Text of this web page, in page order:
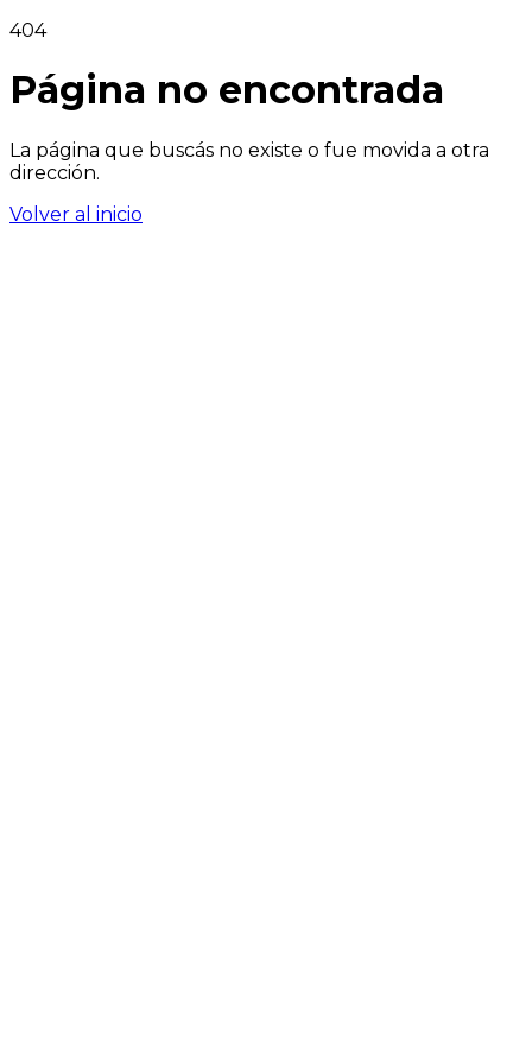
404
Página no encontrada
La página que buscás no existe o fue movida a otra
dirección.
Volver al inicio